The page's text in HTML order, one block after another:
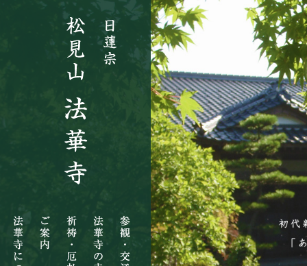
華
寺
に
案
内
祷・
厄
払
華
寺
の
観・
交
通